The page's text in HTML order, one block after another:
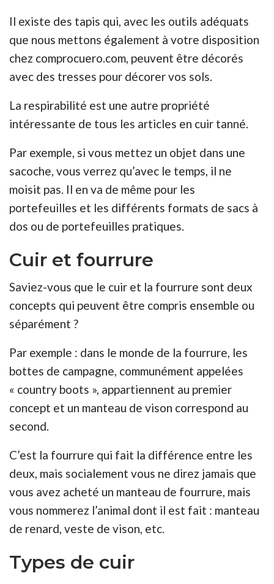
Il existe des tapis qui, avec les outils adéquats
que nous mettons également à votre disposition
chez comprocuero.com, peuvent être décorés
avec des tresses pour décorer vos sols.
La respirabilité est une autre propriété
intéressante de tous les articles en cuir tanné.
Par exemple, si vous mettez un objet dans une
sacoche, vous verrez qu’avec le temps, il ne
moisit pas. Il en va de même pour les
portefeuilles et les différents formats de sacs à
dos ou de portefeuilles pratiques.
Cuir et fourrure
Saviez-vous que le cuir et la fourrure sont deux
concepts qui peuvent être compris ensemble ou
séparément ?
Par exemple : dans le monde de la fourrure, les
bottes de campagne, communément appelées
« country boots », appartiennent au premier
concept et un manteau de vison correspond au
second.
C’est la fourrure qui fait la différence entre les
deux, mais socialement vous ne direz jamais que
vous avez acheté un manteau de fourrure, mais
vous nommerez l’animal dont il est fait : manteau
de renard, veste de vison, etc.
Types de cuir